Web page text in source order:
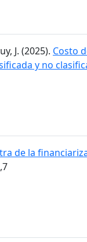
J. (2025). Costo
y no
de la